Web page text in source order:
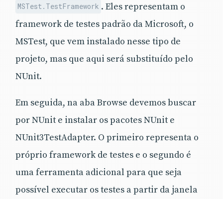
MSTest.TestFramework . Eles representam o
framework de testes padrão da Microsoft, o
MSTest, que vem instalado nesse tipo de
projeto, mas que aqui será substituído pelo
NUnit.
Em seguida, na aba Browse devemos buscar
por NUnit e instalar os pacotes NUnit e
NUnit3TestAdapter. O primeiro representa o
próprio framework de testes e o segundo é
uma ferramenta adicional para que seja
possível executar os testes a partir da janela